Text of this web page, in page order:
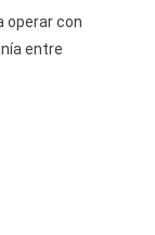
operar con
entre